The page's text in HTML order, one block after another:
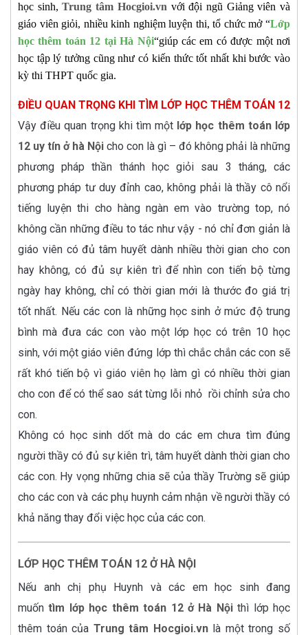
học sinh,Trung tâm Hocgioi.vn với đội ngũ Giảng viên và
giáo viên giỏi, nhiều kinh nghiệm luyện thi, tổ chức mở “Lớp
học thêm toán 12 tại Hà Nội“giúp các em có được một nơi
học tập lý tưởng cũng như có kiến thức tốt nhất khi bước vào
kỳ thi THPT quốc gia.
ĐIỀU QUAN TRỌNG KHI TÌM LỚP HỌC THÊM TOÁN 12
Vậy điều quan trọng khi tìm một lớp học thêm toán lớp
12 uy tín ở hà Nội cho con là gì – đó không phải là những
phương pháp thần thánh học giỏi sau 3 tháng, các
phương pháp tư duy đỉnh cao, không phải là thầy cô nổi
tiếng luyện thi cho hàng ngàn em vào trường top, nó
không cần những điều to tác như vậy - nó chỉ đơn giản là
giáo viên có đủ tâm huyết dành nhiều thời gian cho con
hay không, có đủ sự kiên trì để nhìn con tiến bộ từng
ngày hay không, chỉ có thời gian mới là thước đo giá trị
tốt nhất. Nếu các con là những học sinh ở mức độ trung
bình mà đưa các con vào một lớp học có trên 10 học
sinh, với một giáo viên đứng lớp thì chắc chắn các con sẽ
rất khó tiến bộ vì giáo viên họ làm gì có nhiều thời gian
cho con để có thể sao sát từng lỗi nhỏ rồi chỉnh sửa cho
con.
Không có học sinh dốt mà do các em chưa tìm đúng
người thầy có đủ sự kiên trì, tâm huyết dành thời gian cho
các con. Hy vọng những chia sẽ của thầy Trường sẽ giúp
cho các con và các phụ huynh cảm nhận về người thầy có
khả năng thay đổi việc học của các con.
LỚP HỌC THÊM TOÁN 12 Ở HÀ NỘI
Nếu anh chị phụ Huynh và các em học sinh đang
muốntìm lớp học thêm toán 12 ở Hà Nộithì lớp học
thêm toán của Trung tâm Hocgioi.vnlà một trong số